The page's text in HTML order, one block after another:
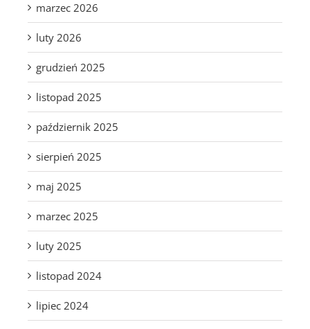
marzec 2026
luty 2026
grudzień 2025
listopad 2025
październik 2025
sierpień 2025
maj 2025
marzec 2025
luty 2025
listopad 2024
lipiec 2024